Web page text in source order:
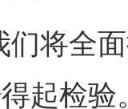
将全面
起检验